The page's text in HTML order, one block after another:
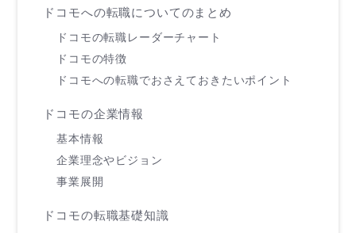
ドコモへの転職についてのまとめ
ドコモの転職レーダーチャート
ドコモの特徴
ドコモへの転職でおさえておきたいポイント
ドコモの企業情報
基本情報
企業理念やビジョン
事業展開
ドコモの転職基礎知識